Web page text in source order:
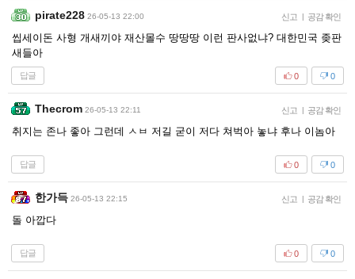
pirate228 26-05-13 22:00 신고 | 공감 확인
씹세이돈 사형 개새끼야 재산몰수 땅땅땅 이런 판사없냐? 대한민국 좆판
새들아
답글 0
0
Thecrom 26-05-13 22:11 신고 | 공감 확인
취지는 존나 좋아 그런데 ㅅㅂ 저길 굳이 저다 쳐벅아 놓냐 후나 이놈아
답글 0
0
한가득 26-05-13 22:15 신고 | 공감 확인
돌 아깝다
답글 0
0